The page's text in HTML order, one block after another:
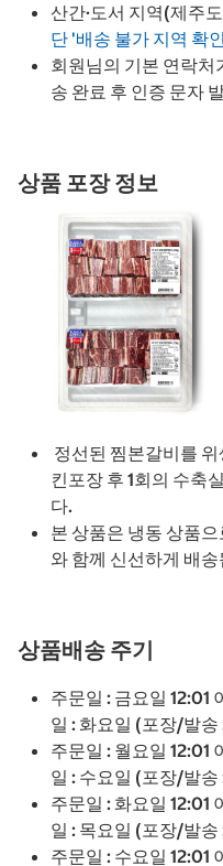
산간·도서 지역(제주
단 '배송 불가 지역 확
회원님의 기본 연락처
송 완료 후 인증 문자
상품 포장 정보
정선된 찜본갈비를
킨포장 후 1회의 수축
다.
본 상품은 냉동 상품
와 함께 신선하게 배
상품배송 주기
주문일 : 금요일 12:01
일 : 화요일 (포장/발송
주문일 : 월요일 12:01
일 : 수요일 (포장/발송
주문일 : 화요일 12:01
일 : 목요일 (포장/발송
주문일 : 수요일 12:01